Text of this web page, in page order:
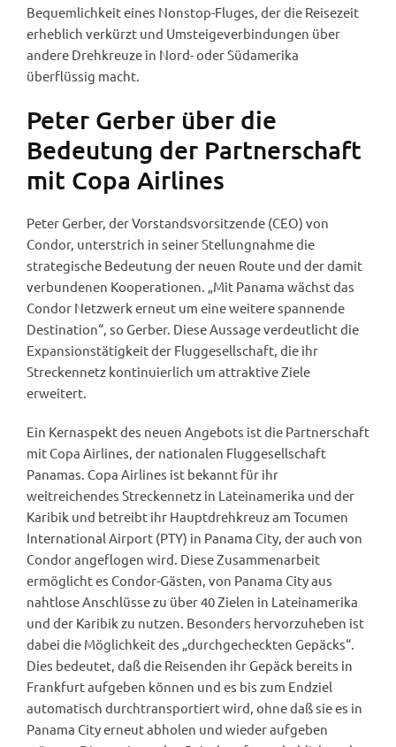
Bequemlichkeit eines Nonstop-Fluges, der die Reisezeit
erheblich verkürzt und Umsteigeverbindungen über
andere Drehkreuze in Nord- oder Südamerika
überflüssig macht.
Peter Gerber über die
Bedeutung der Partnerschaft
mit Copa Airlines
Peter Gerber, der Vorstandsvorsitzende (CEO) von
Condor, unterstrich in seiner Stellungnahme die
strategische Bedeutung der neuen Route und der damit
verbundenen Kooperationen. „Mit Panama wächst das
Condor Netzwerk erneut um eine weitere spannende
Destination“, so Gerber. Diese Aussage verdeutlicht die
Expansionstätigkeit der Fluggesellschaft, die ihr
Streckennetz kontinuierlich um attraktive Ziele
erweitert.
Ein Kernaspekt des neuen Angebots ist die Partnerschaft
mit Copa Airlines, der nationalen Fluggesellschaft
Panamas. Copa Airlines ist bekannt für ihr
weitreichendes Streckennetz in Lateinamerika und der
Karibik und betreibt ihr Hauptdrehkreuz am Tocumen
International Airport (PTY) in Panama City, der auch von
Condor angeflogen wird. Diese Zusammenarbeit
ermöglicht es Condor-Gästen, von Panama City aus
nahtlose Anschlüsse zu über 40 Zielen in Lateinamerika
und der Karibik zu nutzen. Besonders hervorzuheben ist
dabei die Möglichkeit des „durchgecheckten Gepäcks“.
Dies bedeutet, daß die Reisenden ihr Gepäck bereits in
Frankfurt aufgeben können und es bis zum Endziel
automatisch durchtransportiert wird, ohne daß sie es in
Panama City erneut abholen und wieder aufgeben